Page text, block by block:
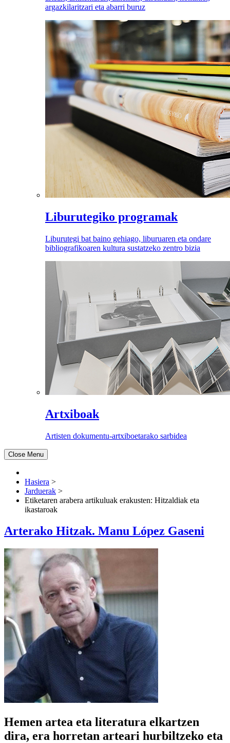
argazkilaritzari eta abarri buruz
Liburutegiko programak
Liburutegi bat baino gehiago, liburuaren eta ondare
bibliografikoaren kultura sustatzeko zentro bizia
Artxiboak
Artisten dokumentu-artxiboetarako sarbidea
Close Menu
Hasiera >
Jarduerak >
Etiketaren arabera artikuluak erakusten: Hitzaldiak eta
ikastaroak
Arterako Hitzak. Manu López Gaseni
Hemen artea eta literatura elkartzen
dira, era horretan arteari hurbiltzeko eta